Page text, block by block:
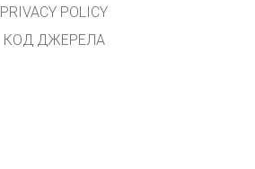
PRIVACY POLICY
КОД ДЖЕРЕЛА